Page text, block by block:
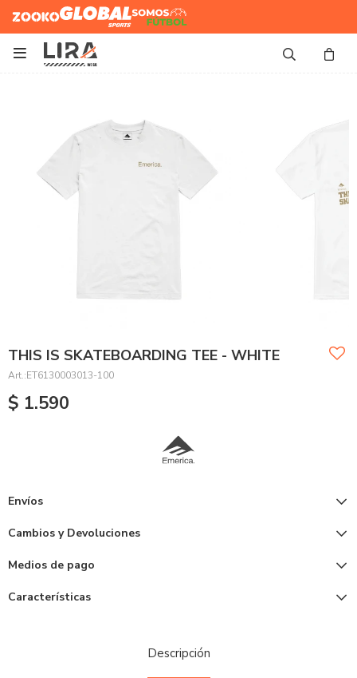
Zooko Global Sports
Somos
Futbol

THIS IS SKATEBOARDING TEE - WHITE
ET6130003013-100
$ 1.590
Envíos
Cambios y Devoluciones
Medios de pago
Características
Descripción